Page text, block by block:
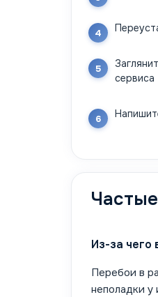
сервиса
Из-за чего
Перебои в
неполадки у